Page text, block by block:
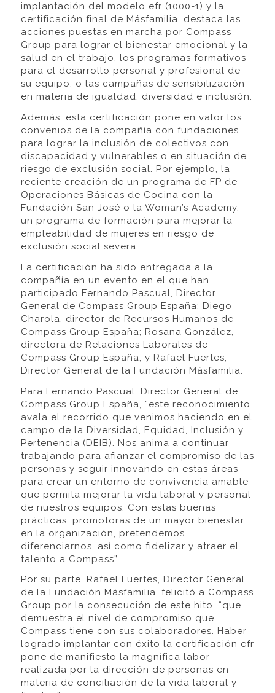
implantación del modelo efr (1000-1) y la
certificación final de Másfamilia, destaca las
acciones puestas en marcha por Compass
Group para lograr el bienestar emocional y la
salud en el trabajo, los programas formativos
para el desarrollo personal y profesional de
su equipo, o las campañas de sensibilización
en materia de igualdad, diversidad e inclusión.
Además, esta certificación pone en valor los
convenios de la compañía con fundaciones
para lograr la inclusión de colectivos con
discapacidad y vulnerables o en situación de
riesgo de exclusión social. Por ejemplo, la
reciente creación de un programa de FP de
Operaciones Básicas de Cocina con la
Fundación San José o la Woman’s Academy,
un programa de formación para mejorar la
empleabilidad de mujeres en riesgo de
exclusión social severa.
La certificación ha sido entregada a la
compañía en un evento en el que han
participado Fernando Pascual, Director
General de Compass Group España; Diego
Charola, director de Recursos Humanos de
Compass Group España; Rosana González,
directora de Relaciones Laborales de
Compass Group España, y Rafael Fuertes,
Director General de la Fundación Másfamilia.
Para Fernando Pascual, Director General de
Compass Group España, “este reconocimiento
avala el recorrido que venimos haciendo en el
campo de la Diversidad, Equidad, Inclusión y
Pertenencia (DEIB). Nos anima a continuar
trabajando para afianzar el compromiso de las
personas y seguir innovando en estas áreas
para crear un entorno de convivencia amable
que permita mejorar la vida laboral y personal
de nuestros equipos. Con estas buenas
prácticas, promotoras de un mayor bienestar
en la organización, pretendemos
diferenciarnos, así como fidelizar y atraer el
talento a Compass”.
Por su parte, Rafael Fuertes, Director General
de la Fundación Másfamilia, felicitó a Compass
Group por la consecución de este hito, “que
demuestra el nivel de compromiso que
Compass tiene con sus colaboradores. Haber
logrado implantar con éxito la certificación efr
pone de manifiesto la magnífica labor
realizada por la dirección de personas en
materia de conciliación de la vida laboral y